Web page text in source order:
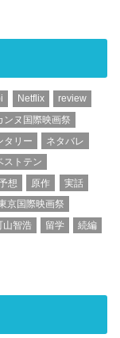
Netflix
review
ンヌ国際映画祭
タリー
ネタバレ
ストテン
想 原作
実話
京国際映画祭
山智浩 留学
続編